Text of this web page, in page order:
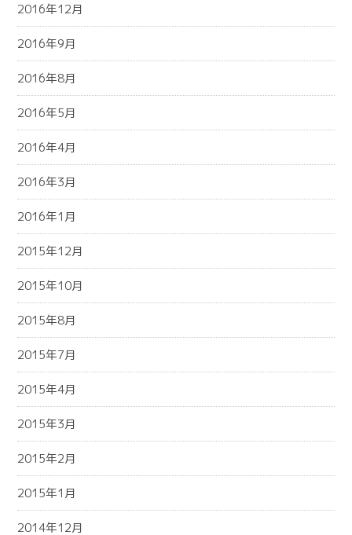
2016年12月
2016年9月
2016年8月
2016年5月
2016年4月
2016年3月
2016年1月
2015年12月
2015年10月
2015年8月
2015年7月
2015年4月
2015年3月
2015年2月
2015年1月
2014年12月